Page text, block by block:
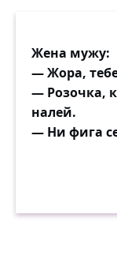
Жена мужу:
— Жора,
— Розочка,
налей.
— Ни фига